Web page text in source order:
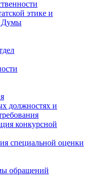
этике и
Думы
должностях и
конкурсной
специальной оценки
обращений